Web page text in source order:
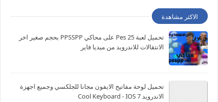
الاكثر مشاهدة
تحميل لعبة Pes 25 على محاكي PPSSPP بحجم صغير اخر
الانتقالات للاندرويد من ميديا فاير
تحميل لوحة مفاتيح الايفون مجانا للجلكسي وجميع اجهزة
الاندرويد Cool Keyboard - IOS 7